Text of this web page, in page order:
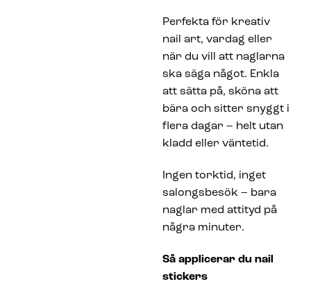
Perfekta för kreativ
nail art, vardag eller
när du vill att naglarna
ska säga något. Enkla
att sätta på, sköna att
bära och sitter snyggt i
flera dagar – helt utan
kladd eller väntetid.
Ingen torktid, inget
salongsbesök – bara
naglar med attityd på
några minuter.
Så applicerar du nail
stickers